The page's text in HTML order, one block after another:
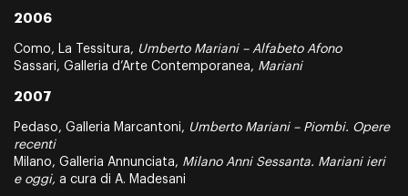
2006
Como, La Tessitura, Umberto Mariani – Alfabeto Afono
Sassari, Galleria d’Arte Contemporanea, Mariani
2007
Pedaso, Galleria Marcantoni, Umberto Mariani – Piombi. Opere
recenti
Milano, Galleria Annunciata, Milano Anni Sessanta. Mariani ieri
e oggi, a cura di A. Madesani